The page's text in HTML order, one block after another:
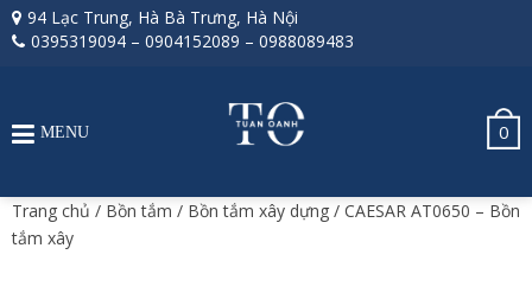
94 Lạc Trung, Hà Bà Trưng, Hà Nội
0395319094 – 0904152089 – 0988089483
0
MENU
Trang chủ / Bồn tắm / Bồn tắm xây dựng / CAESAR AT0650 – Bồn
tắm xây